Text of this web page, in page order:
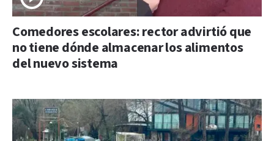
Comedores escolares: rector advirtió que
no tiene dónde almacenar los alimentos
del nuevo sistema